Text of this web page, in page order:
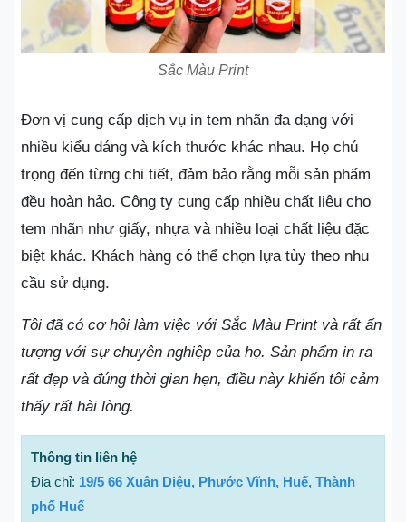
Sắc Màu Print
Đơn vị cung cấp dịch vụ in tem nhãn đa dạng với
nhiều kiểu dáng và kích thước khác nhau. Họ chú
trọng đến từng chi tiết, đảm bảo rằng mỗi sản phẩm
đều hoàn hảo. Công ty cung cấp nhiều chất liệu cho
tem nhãn như giấy, nhựa và nhiều loại chất liệu đặc
biệt khác. Khách hàng có thể chọn lựa tùy theo nhu
cầu sử dụng.
Tôi đã có cơ hội làm việc với Sắc Màu Print và rất ấn
tượng với sự chuyên nghiệp của họ. Sản phẩm in ra
rất đẹp và đúng thời gian hẹn, điều này khiến tôi cảm
thấy rất hài lòng.
Thông tin liên hệ
Địa chỉ: 19/5 66 Xuân Diệu, Phước Vĩnh, Huế, Thành
phố Huế